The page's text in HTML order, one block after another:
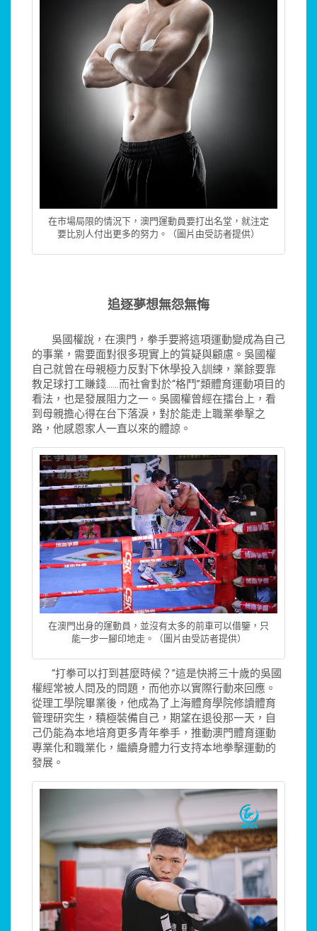
在市場局限的情況下，澳門運動員要打出名堂，就注定
要比別人付出更多的努力。（圖片由受訪者提供）
追逐夢想無怨無悔
吳國權說，在澳門，拳手要將這項運動變成為自己
的事業，需要面對很多現實上的質疑與顧慮。吳國權
自己就曾在母親極力反對下休學投入訓練，業餘要靠
教足球打工賺錢……而社會對於“格鬥”類體育運動項目的
看法，也是發展阻力之一。吳國權曾經在擂台上，看
到母親擔心得在台下落淚，對於能走上職業拳擊之
路，他感恩家人一直以來的體諒。
在澳門出身的運動員，並沒有太多的前車可以借鑒，只
能一步一腳印地走。（圖片由受訪者提供）
“打拳可以打到甚麼時候？”這是快將三十歲的吳國
權經常被人問及的問題，而他亦以實際行動來回應。
從理工學院畢業後，他成為了上海體育學院修讀體育
管理研究生，積極裝備自己，期望在退役那一天，自
己仍能為本地培育更多青年拳手，推動澳門體育運動
專業化和職業化，繼續身體力行支持本地拳擊運動的
發展。